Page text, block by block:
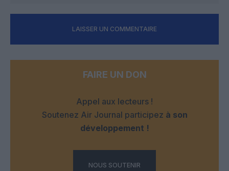
LAISSER UN COMMENTAIRE
FAIRE UN DON
Appel aux lecteurs !
Soutenez Air Journal participez à son
développement !
NOUS SOUTENIR